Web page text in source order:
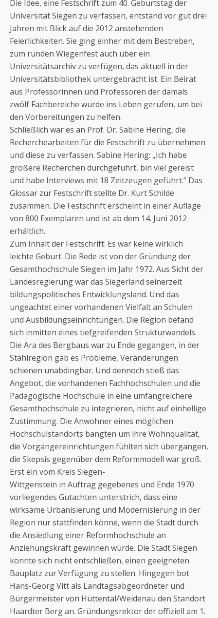
Die Idee, eine Festschrift zum 40. Geburtstag der
Universität Siegen zu verfassen, entstand vor gut drei
Jahren mit Blick auf die 2012 anstehenden
Feierlichkeiten. Sie ging einher mit dem Bestreben,
zum runden Wiegenfest auch über ein
Universitätsarchiv zu verfügen, das aktuell in der
Universitätsbibliothek untergebracht ist. Ein Beirat
aus Professorinnen und Professoren der damals
zwölf Fachbereiche wurde ins Leben gerufen, um bei
den Vorbereitungen zu helfen.
Schließlich war es an Prof. Dr. Sabine Hering, die
Recherchearbeiten für die Festschrift zu übernehmen
und diese zu verfassen. Sabine Hering: „Ich habe
größere Recherchen durchgeführt, bin viel gereist
und habe Interviews mit 18 Zeitzeugen geführt.“ Das
Glossar zur Festschrift stellte Dr. Kurt Schilde
zusammen. Die Festschrift erscheint in einer Auflage
von 800 Exemplaren und ist ab dem 14. Juni 2012
erhältlich.
Zum Inhalt der Festschrift: Es war keine wirklich
leichte Geburt. Die Rede ist von der Gründung der
Gesamthochschule Siegen im Jahr 1972. Aus Sicht der
Landesregierung war das Siegerland seinerzeit
bildungspolitisches Entwicklungsland. Und das
ungeachtet einer vorhandenen Vielfalt an Schulen
und Ausbildungseinrichtungen. Die Region befand
sich inmitten eines tiefgreifenden Strukturwandels.
Die Ära des Bergbaus war zu Ende gegangen, in der
Stahlregion gab es Probleme, Veränderungen
schienen unabdingbar. Und dennoch stieß das
Angebot, die vorhandenen Fachhochschulen und die
Pädagogische Hochschule in eine umfangreichere
Gesamthochschule zu integrieren, nicht auf einhellige
Zustimmung. Die Anwohner eines möglichen
Hochschulstandorts bangten um ihre Wohnqualität,
die Vorgängereinrichtungen fühlten sich übergangen,
die Skepsis gegenüber dem Reformmodell war groß.
Erst ein vom Kreis Siegen-
Wittgenstein in Auftrag gegebenes und Ende 1970
vorliegendes Gutachten unterstrich, dass eine
wirksame Urbanisierung und Modernisierung in der
Region nur stattfinden könne, wenn die Stadt durch
die Ansiedlung einer Reformhochschule an
Anziehungskraft gewinnen würde. Die Stadt Siegen
konnte sich nicht entschließen, einen geeigneten
Bauplatz zur Verfügung zu stellen. Hingegen bot
Hans-Georg Vitt als Landtagsabgeordneter und
Bürgermeister von Hüttental/Weidenau den Standort
Haardter Berg an. Gründungsrektor der offiziell am 1.